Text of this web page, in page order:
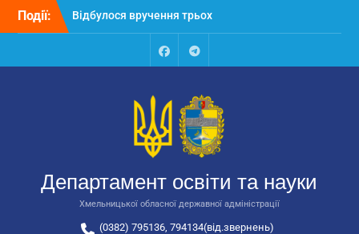
Перейти
Події:
Відбулося вручення трьох
автобусів для потреб
Відбулося засідання
освіти та науки обласної
державної адміністрації
Відбулась обласна
національно-патріотичне
виховання
FacebookTalegram
Департамент освіти та науки
Хмельницької обласної державної адміністрації
(0382) 795136, 794134(від.звернень)